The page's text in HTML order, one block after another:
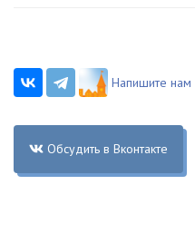
Напишите нам
Обсудить в Вконтакте